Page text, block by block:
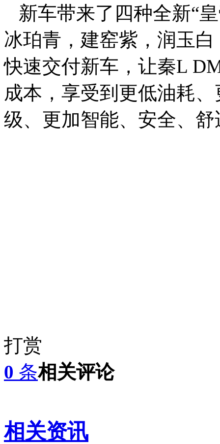
新车带来了四种全新“
冰珀青，建窑紫，润玉
快速交付新车，让秦L
成本，享受到更低油耗
级、更加智能、安全、
打赏
0 条相关评论
相关资讯